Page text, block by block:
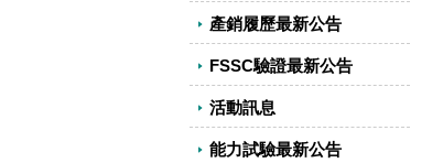
產銷履歷最新公告
FSSC驗證最新公告
活動訊息
能力試驗最新公告